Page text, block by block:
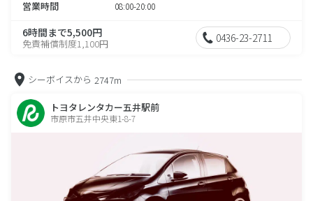
営業時間 08:00-20:00
6時間まで5,500円
免責補償制度1,100円 0436-23-2711
シーボイスから 2747m
トヨタレンタカー五井駅前
市原市五井中央東1-8-7